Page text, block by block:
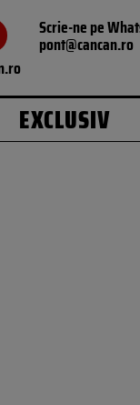
Scrie-ne pe
pont@cancan.ro
EXCLUSIV